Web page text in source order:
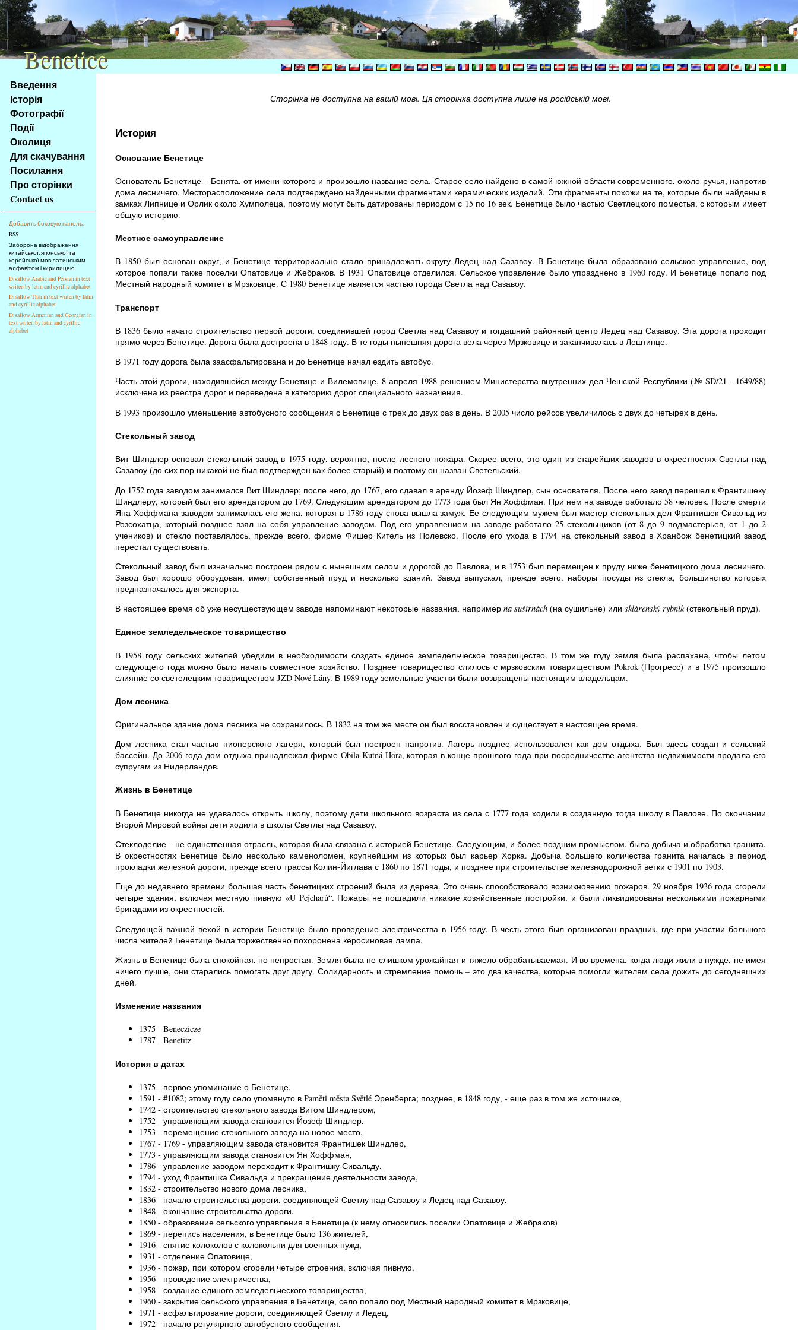
Na
obsah
stránky
Klávesové
zkratky
tomto
webu
základní
Hlavní
strana
Введення
Історія
Фотографії
Події
Околиця
Для скачування
Посилання
Про сторінки
Contact us
Добавить боковую панель.
RSS
Заборона відображення
китайської, японської та
корейської мов латинським
алфавітом і кирилицею.
Disallow Arabic and Persian in text
writen by latin and cyrillic alphabet
Disallow Thai in text writen by latin
and cyrillic alphabet
Disallow Armenian and Georgian in
text writen by latin and cyrillic
alphabet
Сторінка не доступна на вашій мові. Ця сторінка доступна лише на російській мові.
История
Основание Бенетице
Основатель Бенетице – Бенята, от имени которого и произошло название села. Старое село найдено в самой южной области современного, около ручья, напротив
дома лесничего. Месторасположение села подтверждено найденными фрагментами керамических изделий. Эти фрагменты похожи на те, которые были найдены в
замках Липнице и Орлик около Хумполеца, поэтому могут быть датированы периодом с 15 по 16 век. Бенетице было частью Светлецкого поместья, с которым имеет
общую историю.
Местное самоуправление
В 1850 был основан округ, и Бенетице территориально стало принадлежать округу Ледец над Сазавоу. В Бенетице была образовано сельское управление, под
которое попали также поселки Опатовице и Жебраков. В 1931 Опатовице отделился. Сельское управление было упразднено в 1960 году. И Бенетице попало под
Местный народный комитет в Мрзковице. С 1980 Бенетице является частью города Светла над Сазавоу.
Транспорт
В 1836 было начато строительство первой дороги, соединившей город Светла над Сазавоу и тогдашний районный центр Ледец над Сазавоу. Эта дорога проходит
прямо через Бенетице. Дорога была достроена в 1848 году. В те годы нынешняя дорога вела через Мрзковице и заканчивалась в Лештинце.
В 1971 году дорога была заасфальтирована и до Бенетице начал ездить автобус.
Часть этой дороги, находившейся между Бенетице и Вилемовице, 8 апреля 1988 решением Министерства внутренних дел Чешской Республики (№ SD/21 - 1649/88)
исключена из реестра дорог и переведена в категорию дорог специального назначения.
В 1993 произошло уменьшение автобусного сообщения с Бенетице с трех до двух раз в день. В 2005 число рейсов увеличилось с двух до четырех в день.
Стекольный завод
Вит Шиндлер основал стекольный завод в 1975 году, вероятно, после лесного пожара. Скорее всего, это один из старейших заводов в окрестностях Светлы над
Сазавоу (до сих пор никакой не был подтвержден как более старый) и поэтому он назван Светельский.
До 1752 года заводом занимался Вит Шиндлер; после него, до 1767, его сдавал в аренду Йозеф Шиндлер, сын основателя. После него завод перешел к Франтишеку
Шиндлеру, который был его арендатором до 1769. Следующим арендатором до 1773 года был Ян Хоффман. При нем на заводе работало 58 человек. После смерти
Яна Хоффмана заводом занималась его жена, которая в 1786 году снова вышла замуж. Ее следующим мужем был мастер стекольных дел Франтишек Сивальд из
Розсохатца, который позднее взял на себя управление заводом. Под его управлением на заводе работало 25 стекольщиков (от 8 до 9 подмастерьев, от 1 до 2
учеников) и стекло поставлялось, прежде всего, фирме Фишер Китель из Полевско. После его ухода в 1794 на стекольный завод в Хранбож бенетицкий завод
перестал существовать.
Стекольный завод был изначально построен рядом с нынешним селом и дорогой до Павлова, и в 1753 был перемещен к пруду ниже бенетицкого дома лесничего.
Завод был хорошо оборудован, имел собственный пруд и несколько зданий. Завод выпускал, прежде всего, наборы посуды из стекла, большинство которых
предназначалось для экспорта.
В настоящее время об уже несуществующем заводе напоминают некоторые названия, например na sušírnách (на сушильне) или sklárenský rybník(стекольный пруд).
Единое земледельческое товарищество
В 1958 году сельских жителей убедили в необходимости создать единое земледельческое товарищество. В том же году земля была распахана, чтобы летом
следующего года можно было начать совместное хозяйство. Позднее товарищество слилось с мрзковским товариществом Pokrok (Прогресс) и в 1975 произошло
слияние со светелецким товариществом JZD Nové Lány. В 1989 году земельные участки были возвращены настоящим владельцам.
Дом лесника
Оригинальное здание дома лесника не сохранилось. В 1832 на том же месте он был восстановлен и существует в настоящее время.
Дом лесника стал частью пионерского лагеря, который был построен напротив. Лагерь позднее использовался как дом отдыха. Был здесь создан и сельский
бассейн. До 2006 года дом отдыха принадлежал фирме Obila Kutná Hora, которая в конце прошлого года при посредничестве агентства недвижимости продала его
супругам из Нидерландов.
Жизнь в Бенетице
В Бенетице никогда не удавалось открыть школу, поэтому дети школьного возраста из села с 1777 года ходили в созданную тогда школу в Павлове. По окончании
Второй Мировой войны дети ходили в школы Светлы над Сазавоу.
Стеклоделие – не единственная отрасль, которая была связана с историей Бенетице. Следующим, и более поздним промыслом, была добыча и обработка гранита.
В окрестностях Бенетице было несколько каменоломен, крупнейшим из которых был карьер Хорка. Добыча большего количества гранита началась в период
прокладки железной дороги, прежде всего трассы Колин-Йиглава с 1860 по 1871 годы, и позднее при строительстве железнодорожной ветки с 1901 по 1903.
Еще до недавнего времени большая часть бенетицких строений была из дерева. Это очень способствовало возникновению пожаров. 29 ноября 1936 года сгорели
четыре здания, включая местную пивную «U Pejcharú“. Пожары не пощадили никакие хозяйственные постройки, и были ликвидированы несколькими пожарными
бригадами из окрестностей.
Следующей важной вехой в истории Бенетице было проведение электричества в 1956 году. В честь этого был организован праздник, где при участии большого
числа жителей Бенетице была торжественно похоронена керосиновая лампа.
Жизнь в Бенетице была спокойная, но непростая. Земля была не слишком урожайная и тяжело обрабатываемая. И во времена, когда люди жили в нужде, не имея
ничего лучше, они старались помогать друг другу. Солидарность и стремление помочь – это два качества, которые помогли жителям села дожить до сегодняшних
дней.
Изменение названия
1375 - Beneczicze
1787 - Benetitz
История в датах
1375 - первое упоминание о Бенетице,
1591 - #1082; этому году село упомянуто в Paměti města Světlé Эренберга; позднее, в 1848 году, - еще раз в том же источнике,
1742 - строительство стекольного завода Витом Шиндлером,
1752 - управляющим завода становится Йозеф Шиндлер,
1753 - перемещение стекольного завода на новое место,
1767 - 1769 - управляющим завода становится Франтишек Шиндлер,
1773 - управляющим завода становится Ян Хоффман,
1786 - управление заводом переходит к Франтишку Сивальду,
1794 - уход Франтишка Сивальда и прекращение деятельности завода,
1832 - строительство нового дома лесника,
1836 - начало строительства дороги, соединяющей Светлу над Сазавоу и Ледец над Сазавоу,
1848 - окончание строительства дороги,
1850 - образование сельского управления в Бенетице (к нему относились поселки Опатовице и Жебраков)
1869 - перепись населения, в Бенетице было 136 жителей,
1916 - снятие колоколов с колокольни для военных нужд,
1931 - отделение Опатовице,
1936 - пожар, при котором сгорели четыре строения, включая пивную,
1956 - проведение электричества,
1958 - создание единого земледельческого товарищества,
1960 - закрытие сельского управления в Бенетице, село попало под Местный народный комитет в Мрзковице,
1971 - асфальтирование дороги, соединяющей Светлу и Ледец,
1972 - начало регулярного автобусного сообщения,
Benetice
Benetice